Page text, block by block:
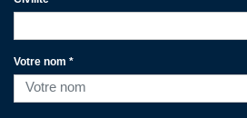
Votre nom *